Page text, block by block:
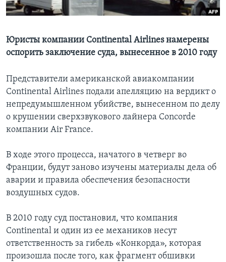
Learning English
СОЦИАЛЬНЫЕ СЕТИ
Языки
Юристы компании Continental Airlines намерены
оспорить заключение суда, вынесенное в 2010 году
Представители американской авиакомпании
Continental Airlines подали апелляцию на вердикт о
непредумышленном убийстве, вынесенном по делу
о крушении сверхзвукового лайнера Concorde
компании Air France.
В ходе этого процесса, начатого в четверг во
Франции, будут заново изучены материалы дела об
аварии и правила обеспечения безопасности
воздушных судов.
В 2010 году суд постановил, что компания
Continental и один из ее механиков несут
ответственность за гибель «Конкорда», которая
произошла после того, как фрагмент обшивки